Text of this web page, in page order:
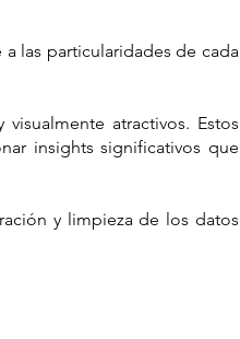
las particularidades de cada
atractivos. Estos
insights significativos que
y limpieza de los datos